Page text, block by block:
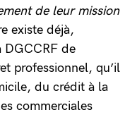
de leur mission
existe déjà,
DGCCRF de
professionnel, qu’il
du crédit à la
commerciales